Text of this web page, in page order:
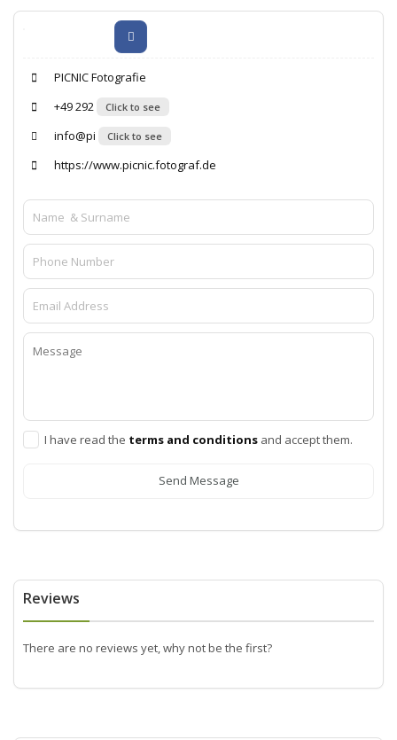
PICNIC Fotografie
+49 292
Click to see
info@pi Click to see
https://www.picnic.fotograf.de
I have read the terms and conditions and accept them.
Send Message
Reviews
There are no reviews yet, why not be the first?